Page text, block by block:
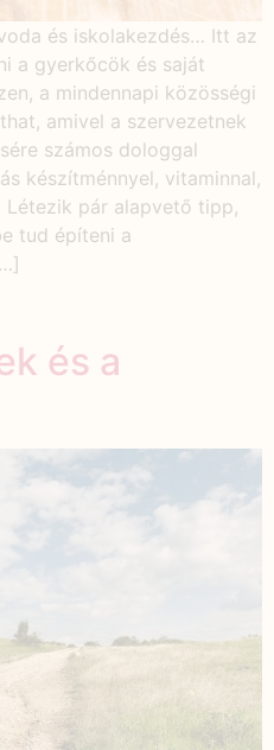
és iskolakezdés… Itt az
a gyerkőcök és saját
a mindennapi közösségi
amivel a szervezetnek
számos dologgal
készítménnyel, vitaminnal,
pár alapvető tipp,
tud építeni a
és a